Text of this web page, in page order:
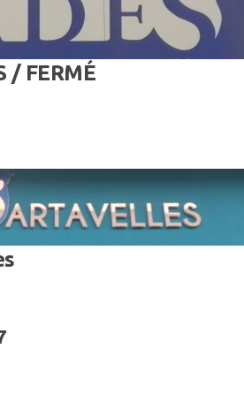
/ FERMÉ